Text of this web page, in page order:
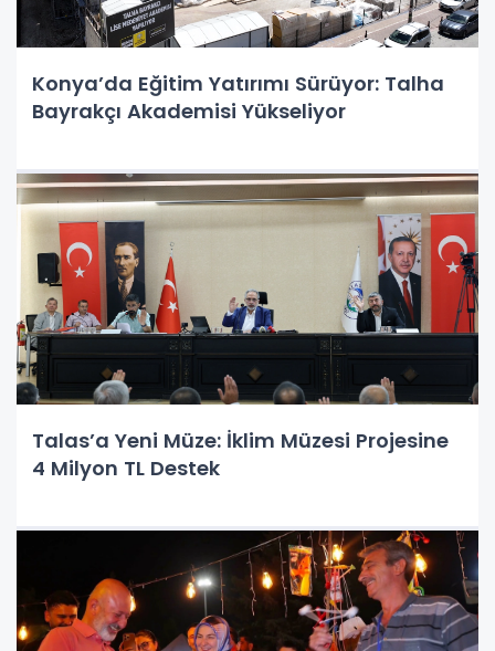
Konya’da Eğitim Yatırımı Sürüyor: Talha
Bayrakçı Akademisi Yükseliyor
Talas’a Yeni Müze: İklim Müzesi Projesine
4 Milyon TL Destek